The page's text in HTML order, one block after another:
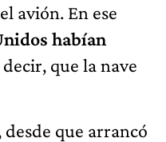
avión. En ese
habían
decir, que la nave
que arrancó